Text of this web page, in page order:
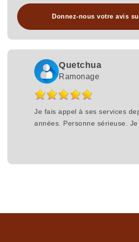
Donnez-nous votre avis
Quetchua
Ramonage
Je fais appel à ses services
années. Personne sérieuse.